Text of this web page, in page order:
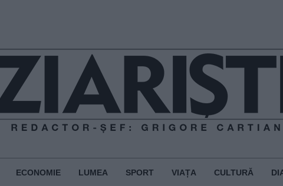
ECONOMIE LUMEA SPORT VIAȚA CULTURĂ